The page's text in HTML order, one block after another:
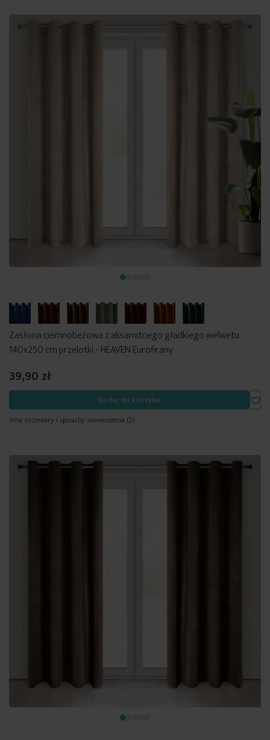
Zasłona ciemnobeżowa z aksamitnego gładkiego welwetu
140x250 cm przelotki - HEAVEN Eurofirany
39,90 zł
Dodaj do koszyka
Inne rozmiary i sposoby zawieszenia (2)